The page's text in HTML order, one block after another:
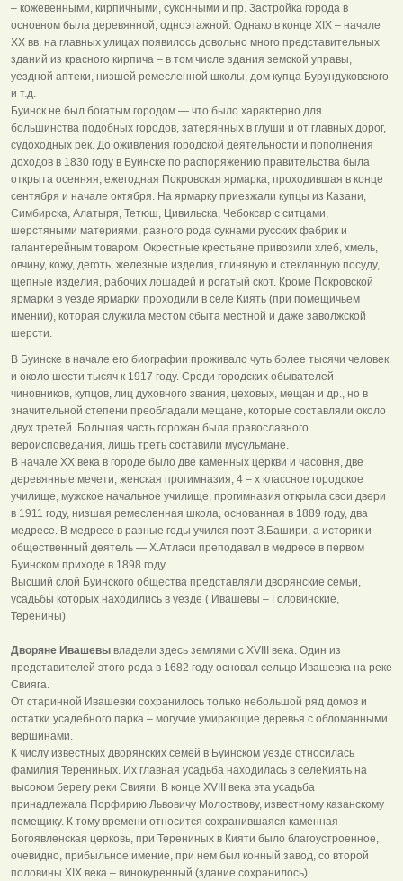
– кожевенными, кирпичными, суконными и пр. Застройка города в
основном была деревянной, одноэтажной. Однако в конце ХIХ – начале
ХХ вв. на главных улицах появилось довольно много представительных
зданий из красного кирпича – в том числе здания земской управы,
уездной аптеки, низшей ремесленной школы, дом купца Бурундуковского
и т.д.
Буинск не был богатым городом — что было характерно для
большинства подобных городов, затерянных в глуши и от главных дорог,
судоходных рек. До оживления городской деятельности и пополнения
доходов в 1830 году в Буинске по распоряжению правительства была
открыта осенняя, ежегодная Покровская ярмарка, проходившая в конце
сентября и начале октября. На ярмарку приезжали купцы из Казани,
Симбирска, Алатыря, Тетюш, Цивильска, Чебоксар с ситцами,
шерстяными материями, разного рода сукнами русских фабрик и
галантерейным товаром. Окрестные крестьяне привозили хлеб, хмель,
овчину, кожу, деготь, железные изделия, глиняную и стеклянную посуду,
щепные изделия, рабочих лошадей и рогатый скот. Кроме Покровской
ярмарки в уезде ярмарки проходили в селе Киять (при помещичьем
имении), которая служила местом сбыта местной и даже заволжской
шерсти.
В Буинске в начале его биографии проживало чуть более тысячи человек
и около шести тысяч к 1917 году. Среди городских обывателей
чиновников, купцов, лиц духовного звания, цеховых, мещан и др., но в
значительной степени преобладали мещане, которые составляли около
двух третей. Большая часть горожан была православного
вероисповедания, лишь треть составили мусульмане.
В начале ХХ века в городе было две каменных церкви и часовня, две
деревянные мечети, женская прогимназия, 4 – х классное городское
училище, мужское начальное училище, прогимназия открыла свои двери
в 1911 году, низшая ремесленная школа, основанная в 1889 году, два
медресе. В медресе в разные годы учился поэт З.Башири, а историк и
общественный деятель — Х.Атласи преподавал в медресе в первом
Буинском приходе в 1898 году.
Высший слой Буинского общества представляли дворянские семьи,
усадьбы которых находились в уезде ( Ивашевы – Головинские,
Теренины)
Дворяне Ивашевы владели здесь землями с ХVIII века. Один из
представителей этого рода в 1682 году основал сельцо Ивашевка на реке
Свияга.
От старинной Ивашевки сохранилось только небольшой ряд домов и
остатки усадебного парка – могучие умирающие деревья с обломанными
вершинами.
К числу известных дворянских семей в Буинском уезде относилась
фамилия Терениных. Их главная усадьба находилась в селеКиять на
высоком берегу реки Свияги. В конце ХVIII века эта усадьба
принадлежала Порфирию Львовичу Молоствову, известному казанскому
помещику. К тому времени относится сохранившаяся каменная
Богоявленская церковь, при Терениных в Кияти было благоустроенное,
очевидно, прибыльное имение, при нем был конный завод, со второй
половины ХIХ века – винокуренный (здание сохранилось).